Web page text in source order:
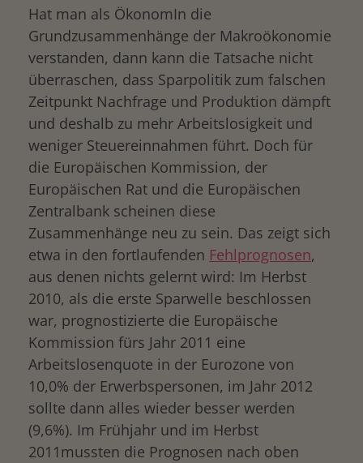
Hat man als ÖkonomIn die
Grundzusammenhänge der Makroökonomie
verstanden, dann kann die Tatsache nicht
überraschen, dass Sparpolitik zum falschen
Zeitpunkt Nachfrage und Produktion dämpft
und deshalb zu mehr Arbeitslosigkeit und
weniger Steuereinnahmen führt. Doch für
die Europäischen Kommission, der
Europäischen Rat und die Europäischen
Zentralbank scheinen diese
Zusammenhänge neu zu sein. Das zeigt sich
etwa in den fortlaufenden Fehlprognosen,
aus denen nichts gelernt wird: Im Herbst
2010, als die erste Sparwelle beschlossen
war, prognostizierte die Europäische
Kommission fürs Jahr 2011 eine
Arbeitslosenquote in der Eurozone von
10,0% der Erwerbspersonen, im Jahr 2012
sollte dann alles wieder besser werden
(9,6%). Im Frühjahr und im Herbst
2011mussten die Prognosen nach oben